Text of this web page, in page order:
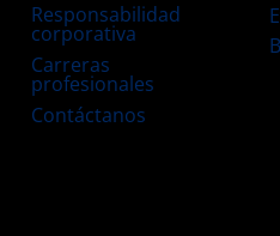
Responsabilidad
corporativa
Carreras
profesionales
Contáctanos